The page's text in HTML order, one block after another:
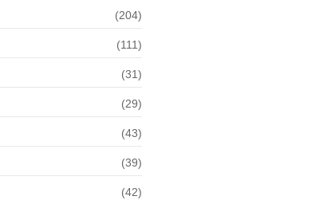
(204)
(111)
(31)
(29)
(43)
(39)
(42)